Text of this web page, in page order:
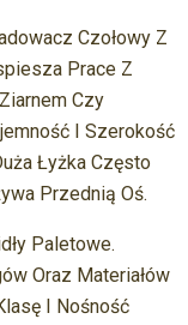
Czołowy Z
Prace Z
Czy
I Szerokość
Łyżka Często
Przednią Oś.
Paletowe.
Oraz Materiałów
I Nośność